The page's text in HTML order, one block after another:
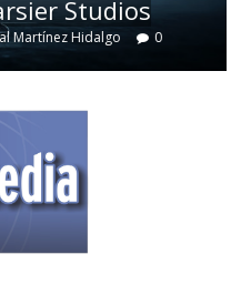
Studios
Martínez Hidalgo 0